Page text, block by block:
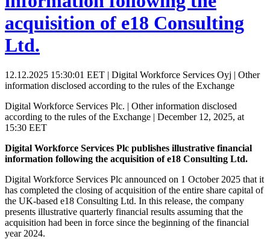
acquisition of e18 Consulting
Ltd.
12.12.2025 15:30:01 EET | Digital Workforce Services Oyj | Other
information disclosed according to the rules of the Exchange
Digital Workforce Services Plc. | Other information disclosed
according to the rules of the Exchange | December 12, 2025, at
15:30 EET
Digital Workforce Services Plc publishes illustrative financial
information following the acquisition of e18 Consulting Ltd.
Digital Workforce Services Plc announced on 1 October 2025 that it
has completed the closing of acquisition of the entire share capital of
the UK-based e18 Consulting Ltd. In this release, the company
presents illustrative quarterly financial results assuming that the
acquisition had been in force since the beginning of the financial
year 2024.